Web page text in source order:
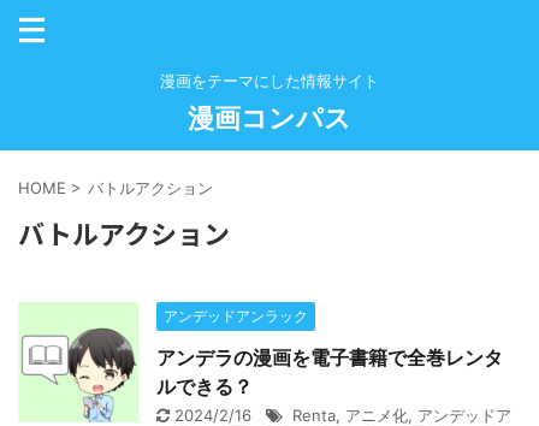
漫画をテーマにした情報サイト
漫画コンパス
HOME > バトルアクション
バトルアクション
アンデッドアンラック
アンデラの漫画を電子書籍で全巻レンタ
ルできる？
2024/2/16 Renta, アニメ化, アンデッドア